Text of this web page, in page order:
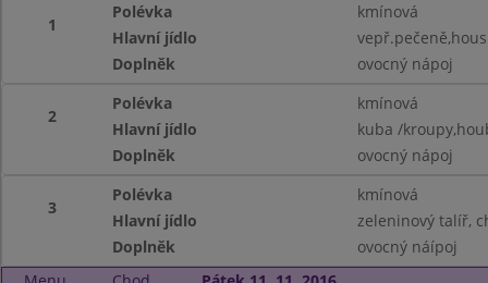
1
Polévka
kmínová
Hlavní jídlo
Doplněk
ovocný nápoj
2
Polévka
kmínová
Hlavní jídlo
kuba /
Doplněk
ovocný nápoj
3
Polévka
kmínová
Hlavní jídlo
zeleninový talíř,
Doplněk
ovocný náípoj